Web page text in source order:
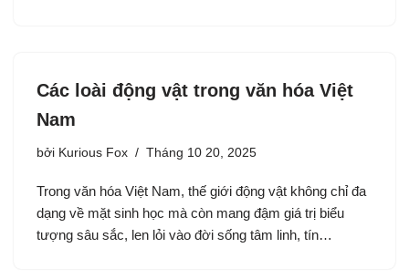
Các loài động vật trong văn hóa Việt
Nam
bởi Kurious Fox Tháng 10 20, 2025
Trong văn hóa Việt Nam, thế giới động vật không chỉ đa
dạng về mặt sinh học mà còn mang đậm giá trị biểu
tượng sâu sắc, len lỏi vào đời sống tâm linh, tín…